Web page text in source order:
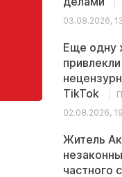
03.08.2026,
Еще одну
TikTok
02.08.2026,
Житель
частного